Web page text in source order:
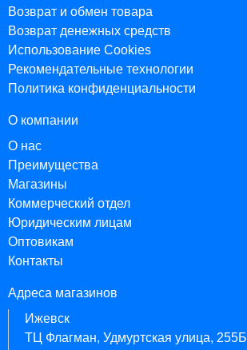
Возврат и обмен товара
Возврат денежных средств
Использование Cookies
Рекомендательные технологии
Политика конфиденциальности
О компании
О нас
Преимущества
Магазины
Коммерческий отдел
Юридическим лицам
Оптовикам
Контакты
Адреса магазинов
Ижевск
ТЦ Флагман, Удмуртская улица, 255Б